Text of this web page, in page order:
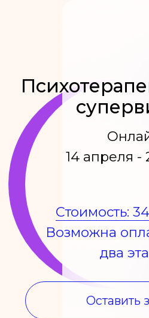
Онлайн
14 апреля - 24 июня
Стоимость: 34 000
Возможна оплата курса
Оставить заявку